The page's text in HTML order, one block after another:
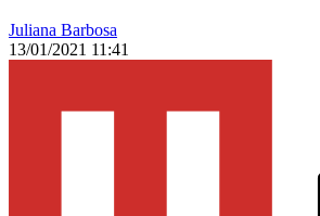
Juliana Barbosa
13/01/2021 11:41